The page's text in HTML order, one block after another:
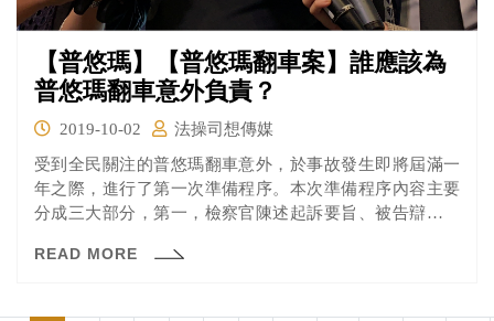
【普悠瑪】【普悠瑪翻車案】誰應該為
普悠瑪翻車意外負責？
2019-10-02
法操司想傳媒
受到全民關注的普悠瑪翻車意外，於事故發生即將屆滿一
年之際，進行了第一次準備程序。本次準備程序內容主要
分成三大部分，第一，檢察官陳述起訴要旨、被告辯護人
於本案被害人眾多，且受到社會矚目，宜蘭地方法院特別
READ MORE